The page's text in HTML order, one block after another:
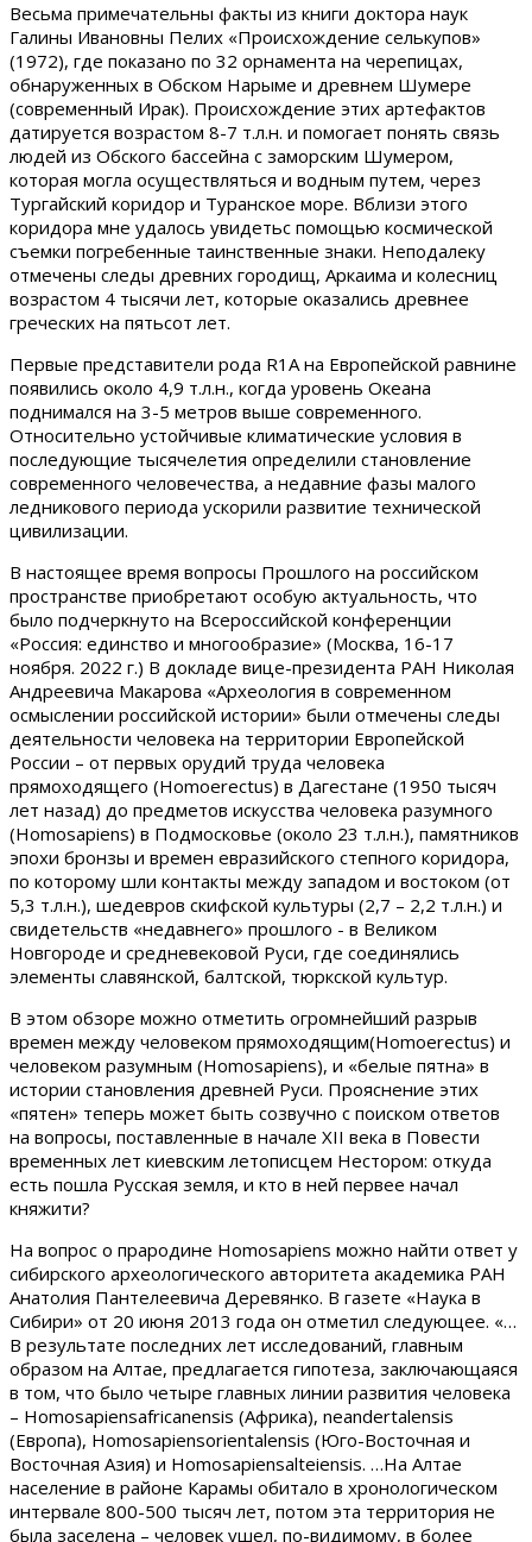
Весьма примечательны факты из книги доктора наук
Галины Ивановны Пелих «Происхождение селькупов»
(1972), где показано по 32 орнамента на черепицах,
обнаруженных в Обском Нарыме и древнем Шумере
(современный Ирак). Происхождение этих артефактов
датируется возрастом 8-7 т.л.н. и помогает понять связь
людей из Обского бассейна с заморским Шумером,
которая могла осуществляться и водным путем, через
Тургайский коридор и Туранское море. Вблизи этого
коридора мне удалось увидетьс помощью космической
съемки погребенные таинственные знаки. Неподалеку
отмечены следы древних городищ, Аркаима и колесниц
возрастом 4 тысячи лет, которые оказались древнее
греческих на пятьсот лет.
Первые представители рода R1А на Европейской равнине
появились около 4,9 т.л.н., когда уровень Океана
поднимался на 3-5 метров выше современного.
Относительно устойчивые климатические условия в
последующие тысячелетия определили становление
современного человечества, а недавние фазы малого
ледникового периода ускорили развитие технической
цивилизации.
В настоящее время вопросы Прошлого на российском
пространстве приобретают особую актуальность, что
было подчеркнуто на Всероссийской конференции
«Россия: единство и многообразие» (Москва, 16-17
ноября. 2022 г.) В докладе вице-президента РАН Николая
Андреевича Макарова «Археология в современном
осмыслении российской истории» были отмечены следы
деятельности человека на территории Европейской
России – от первых орудий труда человека
прямоходящего (Homoerectus) в Дагестане (1950 тысяч
лет назад) до предметов искусства человека разумного
(Homosapiens) в Подмосковье (около 23 т.л.н.), памятников
эпохи бронзы и времен евразийского степного коридора,
по которому шли контакты между западом и востоком (от
5,3 т.л.н.), шедевров скифской культуры (2,7 – 2,2 т.л.н.) и
свидетельств «недавнего» прошлого - в Великом
Новгороде и средневековой Руси, где соединялись
элементы славянской, балтской, тюркской культур.
В этом обзоре можно отметить огромнейший разрыв
времен между человеком прямоходящим(Homoerectus) и
человеком разумным (Homosapiens), и «белые пятна» в
истории становления древней Руси. Прояснение этих
«пятен» теперь может быть созвучно с поиском ответов
на вопросы, поставленные в начале XII века в Повести
временных лет киевским летописцем Нестором: откуда
есть пошла Русская земля, и кто в ней первее начал
княжити?
На вопрос о прародине Homosapiens можно найти ответ у
сибирского археологического авторитета академика РАН
Анатолия Пантелеевича Деревянко. В газете «Наука в
Сибири» от 20 июня 2013 года он отметил следующее. «…
В результате последних лет исследований, главным
образом на Алтае, предлагается гипотеза, заключающаяся
в том, что было четыре главных линии развития человека
– Homosapiensafricanensis (Африка), neandertalensis
(Европа), Homosapiensorientalensis (Юго-Восточная и
Восточная Азия) и Homosapiensalteiensis. …На Алтае
население в районе Карамы обитало в хронологическом
интервале 800-500 тысяч лет, потом эта территория не
была заселена – человек ушел, по-видимому, в более